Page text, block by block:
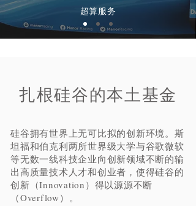
超算服务
扎根硅谷的本土基金
硅谷拥有世界上无可比拟的创新环境。斯
坦福和伯克利两所世界级大学与谷歌微软
等无数一线科技企业向创新领域不断的输
出高质量技术人才和创业者，使得硅谷的
创新（Innovation）得以源源不断
（Overflow）。